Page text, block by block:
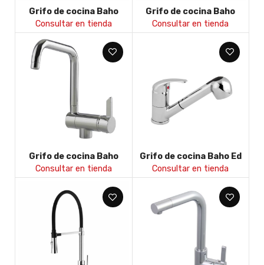
Grifo de cocina Baho
April pared caño alto
Consultar en tienda
Grifo de cocina Baho
Basic 1000 cromo
Consultar en tienda
Grifo de cocina Baho
Dona 3 con caño abatible
Consultar en tienda
Grifo de cocina Baho Ed
Consultar en tienda